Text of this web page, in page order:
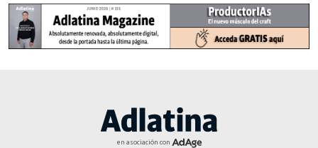
en asociación con